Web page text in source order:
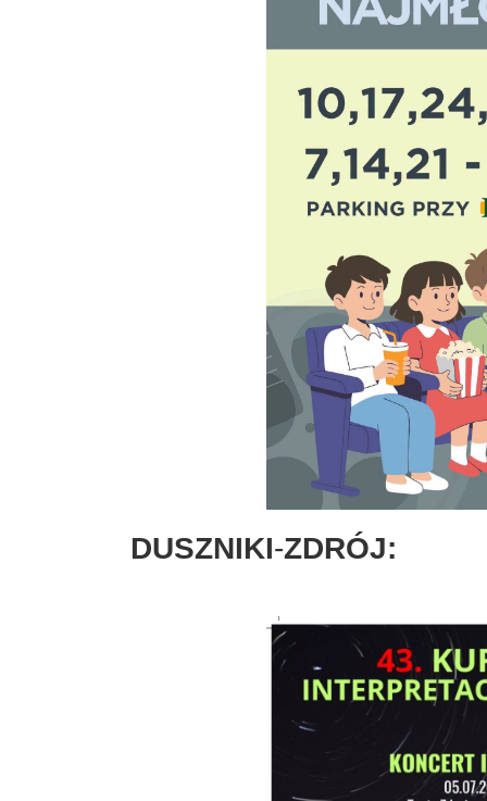
DUSZNIKI-ZDRÓJ: